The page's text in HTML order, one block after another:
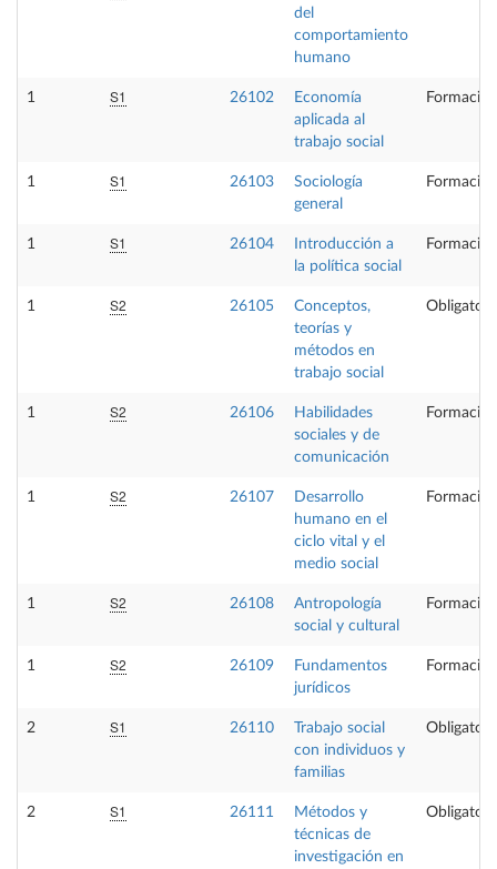
del
comportamiento
humano
1 S1 26102
Economía
aplicada al
trabajo social
1 S1 26103
Sociología
general
1 S1 26104
Introducción a
la política social
1 S2 26105
Conceptos,
teorías y
métodos en
trabajo social
1 S2 26106
Habilidades
sociales y de
comunicación
1 S2 26107
Desarrollo
humano en el
ciclo vital y el
medio social
1 S2 26108
Antropología
social y cultural
1 S2 26109
Fundamentos
jurídicos
2 S1 26110
Trabajo social
con individuos y
familias
2 S1 26111
Métodos y
técnicas de
investigación en